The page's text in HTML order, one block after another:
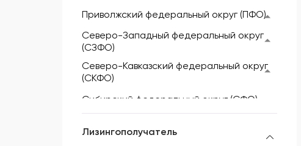
Сельскохозяйственная техника
Складская техника
Приволжский федеральный округ (ПФО)
Северо-Западный федеральный округ
(СЗФО)
Северо-Кавказский федеральный округ
(СКФО)
Сибирский федеральный округ (СФО)
Лизингополучатель